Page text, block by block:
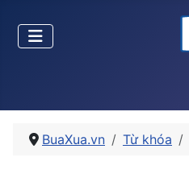
BuaXua.vn Từ khóa